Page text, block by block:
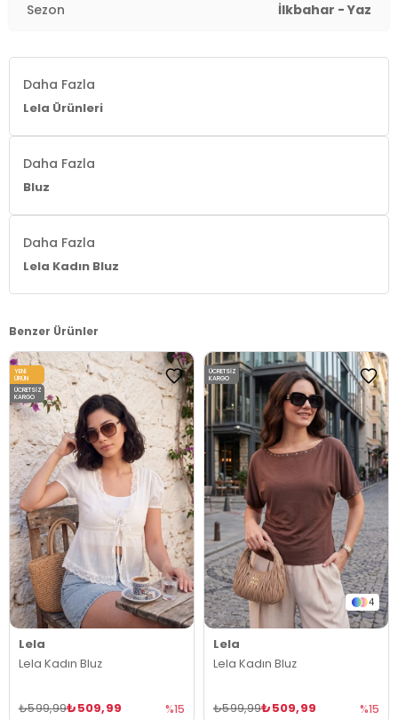
Sezon İlkbahar - Yaz
Daha Fazla
Lela Ürünleri
Daha Fazla
Bluz
Daha Fazla
Lela Kadın Bluz
Benzer Ürünler
Lela
Lela Kadın Bluz
₺509,99
₺599,99 %15
YENI
ÜRÜN
ÜCRETSIZ
KARGO
4
Lela
Lela Kadın Bluz
₺509,99
₺599,99 %15
ÜCRETSIZ
KARGO